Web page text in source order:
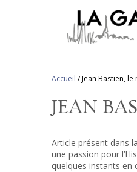
Accueil /Jean Bastien,
JEAN
Article présent dans
une passion pour
quelques instants en